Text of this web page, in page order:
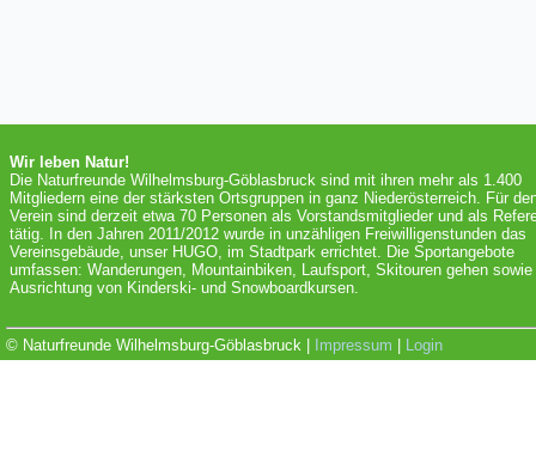
Wir leben Natur!
Die Naturfreunde Wilhelmsburg-Göblasbruck sind mit ihren mehr als 1.400
Mitgliedern eine der stärksten Ortsgruppen in ganz Niederösterreich. Für
Verein sind derzeit etwa 70 Personen als Vorstandsmitglieder und als
tätig. In den Jahren 2011/2012 wurde in unzähligen Freiwilligenstunden das
Vereinsgebäude, unser HUGO, im Stadtpark errichtet. Die Sportangebote
umfassen: Wanderungen, Mountainbiken, Laufsport, Skitouren gehen sowie
Ausrichtung von Kinderski- und Snowboardkursen.
© Naturfreunde Wilhelmsburg-Göblasbruck | Impressum Login